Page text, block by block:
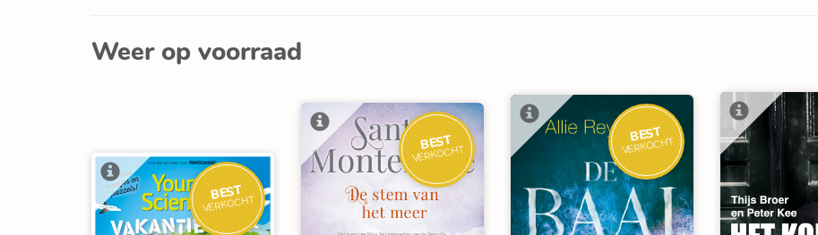
Weer op voorraad
BEST
VERKOCHT
BEST
VERKOCHT
BEST
VERKOCHT